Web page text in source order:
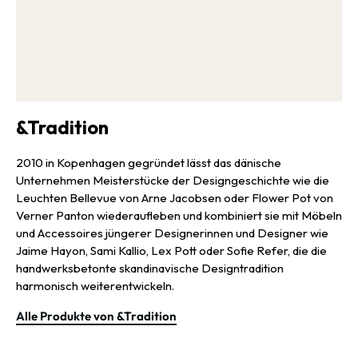
&Tradition
2010 in Kopenhagen gegründet lässt das dänische
Unternehmen Meisterstücke der Designgeschichte wie die
Leuchten Bellevue von Arne Jacobsen oder Flower Pot von
Verner Panton wiederaufleben und kombiniert sie mit Möbeln
und Accessoires jüngerer Designerinnen und Designer wie
Jaime Hayon, Sami Kallio, Lex Pott oder Sofie Refer, die die
handwerksbetonte skandinavische Designtradition
harmonisch weiterentwickeln.
Alle Produkte von &Tradition